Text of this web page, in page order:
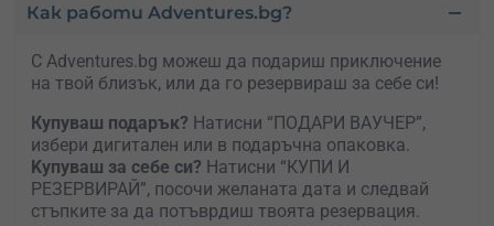
Как работи Adventures.bg?
С Adventures.bg можеш да подариш приключение
на твой близък, или да го резервираш за себе си!
Купуваш подарък? Натисни “ПОДАРИ ВАУЧЕР”,
избери дигитален или в подаръчна опаковка.
Kупуваш за себе си? Натисни “КУПИ И
РЕЗЕРВИРАЙ”, посочи желаната дата и следвай
стъпките за да потъврдиш твоята резервация.